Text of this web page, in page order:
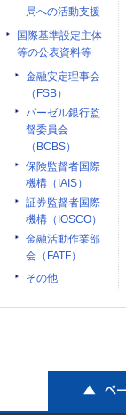
局への活動支援
国際基準設定主体
等の公表資料等
金融安定理事会
（FSB）
バーゼル銀行監
督委員会
（BCBS）
保険監督者国際
機構（IAIS）
証券監督者国際
機構（IOSCO）
金融活動作業部
会（FATF）
その他